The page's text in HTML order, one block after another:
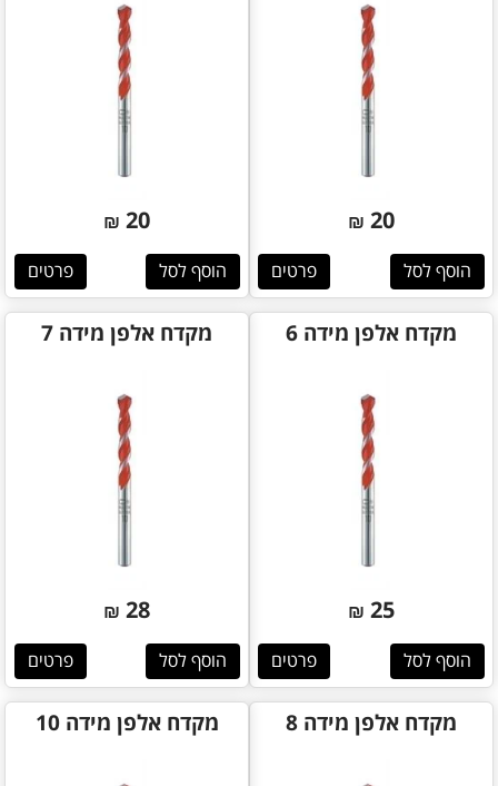
20
₪
הוסף לסל פרטים
20
₪
הוסף לסל פרטים
מקדח אלפן מידה 6
25
₪
הוסף לסל פרטים
מקדח אלפן מידה 7
28
₪
הוסף לסל פרטים
מקדח אלפן מידה 8 מקדח אלפן מידה 10